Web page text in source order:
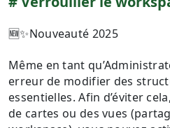
🆕✨Nouveauté 2025
Même en tant
erreur de modifier des
essentielles. Afin d’éviter
de cartes ou des vues